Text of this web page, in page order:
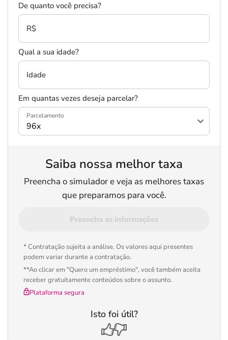
De quanto você precisa?
R$
Qual a sua idade?
Idade
Em quantas vezes deseja parcelar?
Parcelamento
Saiba nossa melhor taxa
Preencha o simulador e veja as melhores taxas
que preparamos para você.
Preencha as informações
* Contratação sujeita a análise. Os valores aqui presentes
podem variar durante a contratação.
**Ao clicar em "Quero um empréstimo", você também aceita
receber gratuitamente conteúdos sobre o assunto.
Plataforma segura
Isto foi útil?